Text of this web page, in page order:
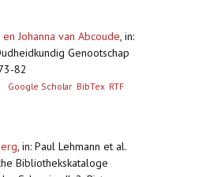
Johanna van Abcoude, in:
Genootschap
82
Google Scholar BibTex RTF
, in: Paul Lehmann et al.
Bibliothekskataloge